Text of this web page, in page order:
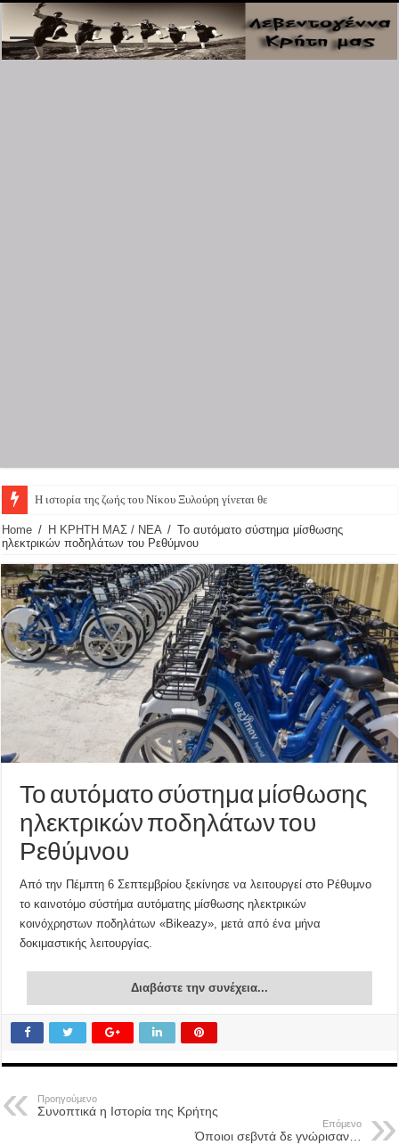
Η ιστορία της ζωής του Νίκου Ξυλούρη γίνεται θεατρική παρά
Home / Η ΚΡΗΤΗ ΜΑΣ / ΝΕΑ / Το αυτόματο σύστημα μίσθωσης
ηλεκτρικών ποδηλάτων του Ρεθύμνου
Το αυτόματο σύστημα μίσθωσης
ηλεκτρικών ποδηλάτων του
Ρεθύμνου
Από την Πέμπτη 6 Σεπτεμβρίου ξεκίνησε να λειτουργεί στο Ρέθυμνο
το καινοτόμο σύστήμα αυτόματης μίσθωσης ηλεκτρικών
κοινόχρηστων ποδηλάτων «Bikeazy», μετά από ένα μήνα
δοκιμαστικής λειτουργίας.
Διαβάστε την συνέχεια...
Προηγούμενο
Συνοπτικά η Ιστορία της Κρήτης
Επόμενο
Όποιοι σεβντά δε γνώρισαν…